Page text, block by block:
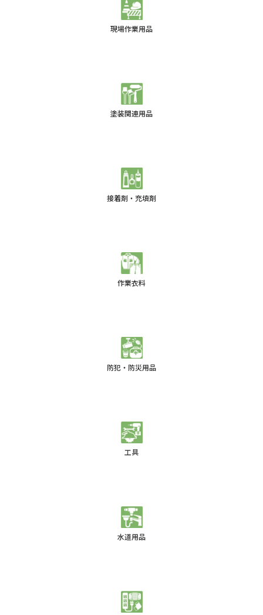
現場作業用品
塗装関連用品
接着剤・充填剤
作業衣料
防犯・防災用品
工具
水道用品